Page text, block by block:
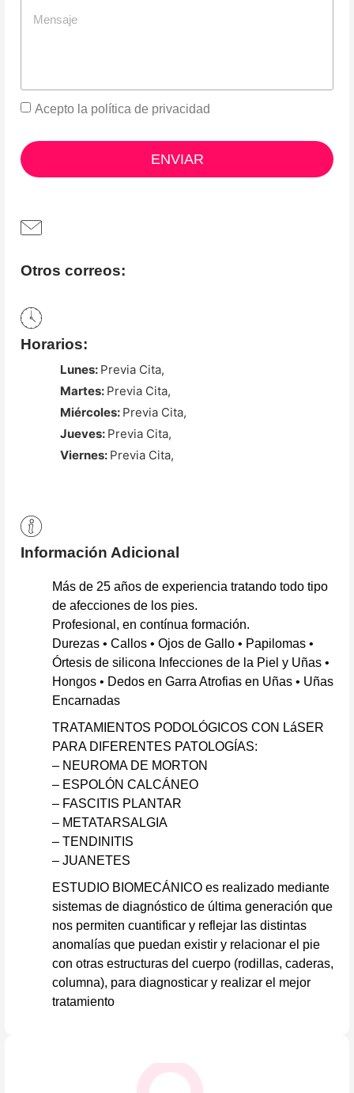
Acepto la política de privacidad
ENVIAR
Otros correos:
Horarios:
Lunes: Previa Cita,
Martes: Previa Cita,
Miércoles: Previa Cita,
Jueves: Previa Cita,
Viernes: Previa Cita,
Información Adicional
Más de 25 años de experiencia tratando todo tipo
de afecciones de los pies.
Profesional, en contínua formación.
Durezas • Callos • Ojos de Gallo • Papilomas •
Órtesis de silicona Infecciones de la Piel y Uñas •
Hongos • Dedos en Garra Atrofias en Uñas • Uñas
Encarnadas
TRATAMIENTOS PODOLÓGICOS CON LáSER
PARA DIFERENTES PATOLOGÍAS:
– NEUROMA DE MORTON
– ESPOLÓN CALCÁNEO
– FASCITIS PLANTAR
– METATARSALGIA
– TENDINITIS
– JUANETES
ESTUDIO BIOMECÁNICO es realizado mediante
sistemas de diagnóstico de última generación que
nos permiten cuantificar y reflejar las distintas
anomalías que puedan existir y relacionar el pie
con otras estructuras del cuerpo (rodillas, caderas,
columna), para diagnosticar y realizar el mejor
tratamiento